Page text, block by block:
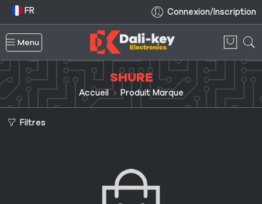
FR Connexion/Inscription
Menu
SHURE
Accueil Produit Marque
Filtres